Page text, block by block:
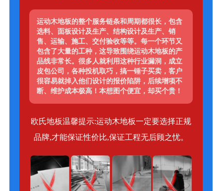
运动木地板的整个服务链条和周期都很长，包含
选料、面板设计及生产、结构设计及生产、销
售、运输、施工、交付验收等等。每一个环节又
包含了大量的工种，这导致围绕运动木地板的产
品线非常长。很多人就利用这种行业漏洞，成立
皮包公司，各种投机取巧，搞一锤子买卖，客户
很容易就掉入他们设计的报价陷阱，后续增项不
断、维护成本极高！本想图个便宜，却买个贵！
欧氏地板温馨提示:运动木地板一定要选择正规
品牌,才能保证性价比,保证工程无后顾之忧。